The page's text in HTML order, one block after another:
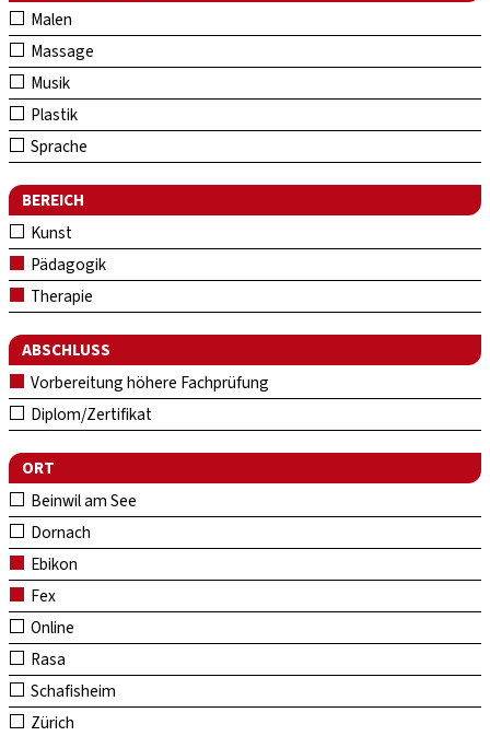
Malen
Massage
Musik
Plastik
Sprache
BEREICH
Kunst
Pädagogik
Therapie
ABSCHLUSS
Vorbereitung höhere Fachprüfung
Diplom/Zertifikat
ORT
Beinwil am See
Dornach
Ebikon
Fex
Online
Rasa
Schafisheim
Zürich